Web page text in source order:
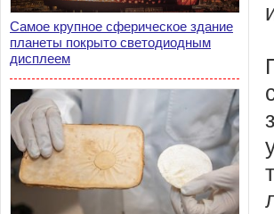
Самое крупное сферическое здание
планеты покрыто светодиодным
дисплеем